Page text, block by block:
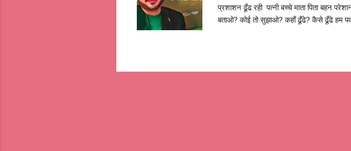
प्रशाशन ढूँढ रही पत्नी बच्चे माता पिता बहन
बताओ? कोई तो सुझाओ? कहाँ ढूँढे? कैसे ढूँढे हम